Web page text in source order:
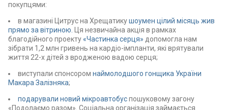
покупцями:
в магазині Цитрус на Хрещатикушоумен цілий місяць жив
прямо за вітриною.
Ця незвичайна акція в рамках
благодійного проекту«Частинка серця» допомогла нам
зібрати 1,2 млн гривень на кардіо-імпланти, які врятували
життя 22-х дітей з вродженою вадою серця;
виступали спонсором наймолодшого гонщика України
Макара Залізняка;
подарували новий мікроавтобуспошуковому загону
«Подолаємо разом». Соціальна організація займається